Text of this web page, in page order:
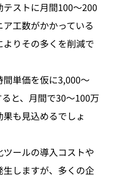
ストに月間100〜200
工数がかかっている
りその多くを削減で
単価を仮に3,000〜
と、月間で30〜100万
も見込めるでしょ
ールの導入コストや
しますが、多くの企